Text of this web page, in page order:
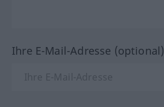
Ihre E-Mail-Adresse (optional)